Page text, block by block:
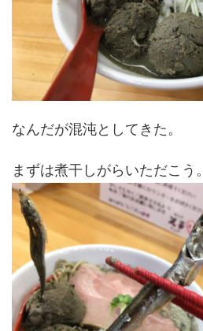
なんだが混沌としてきた。
まずは煮干しがらいただこう。